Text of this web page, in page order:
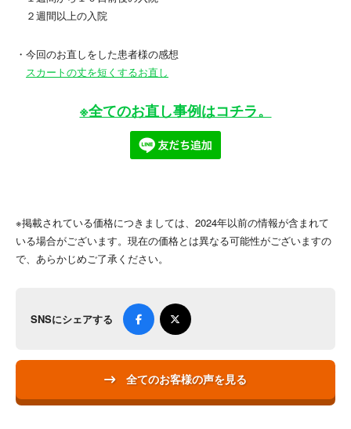
２週間以上の入院
・今回のお直しをした患者様の感想
スカートの丈を短くするお直し
※全てのお直し事例はコチラ。
※掲載されている価格につきましては、2024年以前の情報が含まれて
いる場合がございます。現在の価格とは異なる可能性がございますの
で、あらかじめご了承ください。
SNSにシェアする
全てのお客様の声を見る